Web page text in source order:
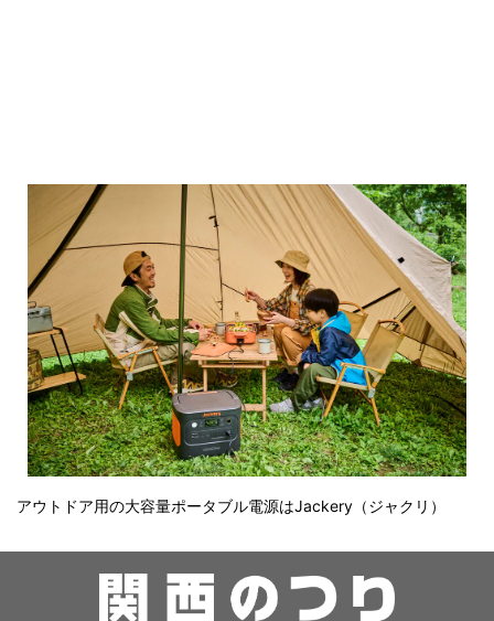
アウトドア用の大容量ポータブル電源はJackery（ジャクリ）